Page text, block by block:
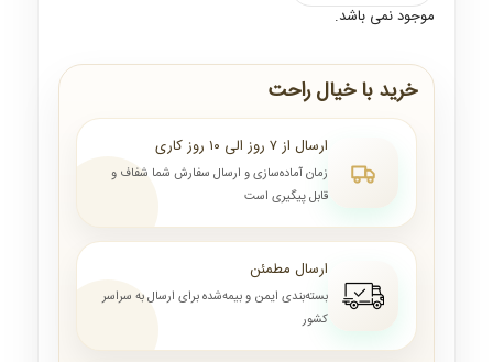
موجود نمی باشد.
خرید با خیال راحت
ارسال از ۷ روز الی ۱۰ روز کاری
زمان آماده‌سازی و ارسال سفارش شما شفاف و
قابل پیگیری است
ارسال مطمئن
بسته‌بندی ایمن و بیمه‌شده برای ارسال به سراسر
کشور